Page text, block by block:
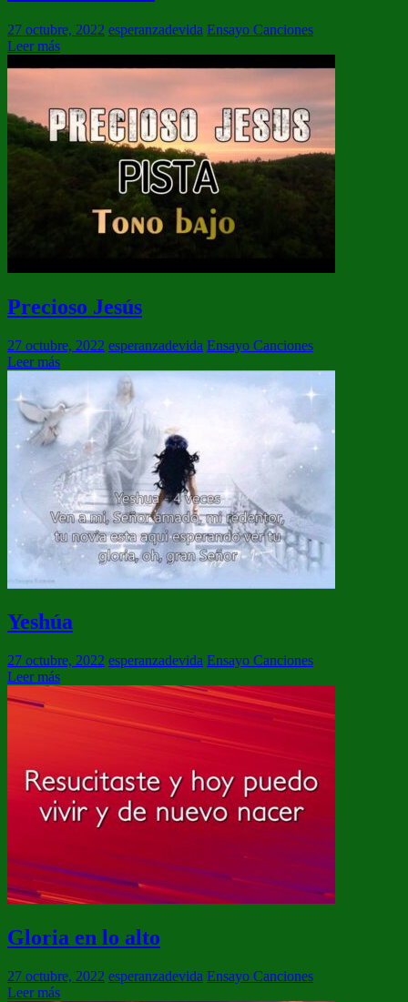
27 octubre, 2022 esperanzadevida Ensayo Canciones
Leer más
Precioso Jesús
27 octubre, 2022 esperanzadevida Ensayo Canciones
Leer más
Yeshúa
27 octubre, 2022 esperanzadevida Ensayo Canciones
Leer más
Gloria en lo alto
27 octubre, 2022 esperanzadevida Ensayo Canciones
Leer más